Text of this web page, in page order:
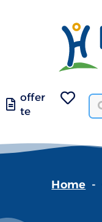
offer
te
Home -